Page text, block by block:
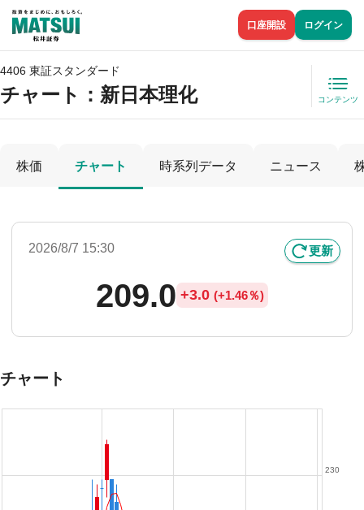
口座開設 ログイン
4406 東証スタンダード
チャート： 新日本理化 コンテンツ
株価 チャート 時系列データ ニュース
2026/8/7 15:30 更新
209.0 +3.0 (+1.46％)
チャート
230